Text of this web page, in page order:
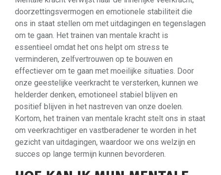
doorzettingsvermogen en emotionele stabiliteit die
ons in staat stellen om met uitdagingen en tegenslagen
om te gaan. Het trainen van mentale kracht is
essentieel omdat het ons helpt om stress te
verminderen, zelfvertrouwen op te bouwen en
effectiever om te gaan met moeilijke situaties. Door
onze geestelijke veerkracht te versterken, kunnen we
helderder denken, emotioneel stabiel blijven en
positief blijven in het nastreven van onze doelen.
Kortom, het trainen van mentale kracht stelt ons in staat
om veerkrachtiger en vastberadener te worden in het
gezicht van uitdagingen, waardoor we ons welzijn en
succes op lange termijn kunnen bevorderen.